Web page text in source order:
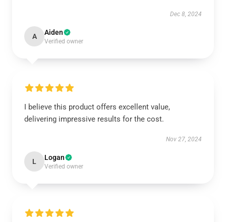
Dec 8, 2024
A Aiden
Verified owner
I believe this product offers excellent value,
delivering impressive results for the cost.
Nov 27, 2024
L Logan
Verified owner